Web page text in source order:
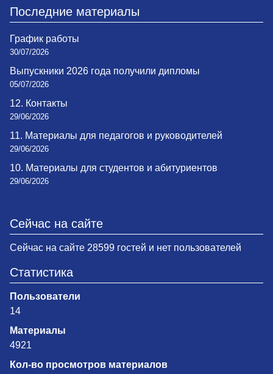
Последние материалы
График работы
30/07/2026
Выпускники 2026 года получили дипломы
05/07/2026
12. Контакты
29/06/2026
11. Материалы для педагогов и руководителей
29/06/2026
10. Материалы для студентов и абитуриентов
29/06/2026
Сейчас на сайте
Сейчас на сайте 28599 гостей и нет пользователей
Статистика
Пользователи
14
Материалы
4921
Кол-во просмотров материалов